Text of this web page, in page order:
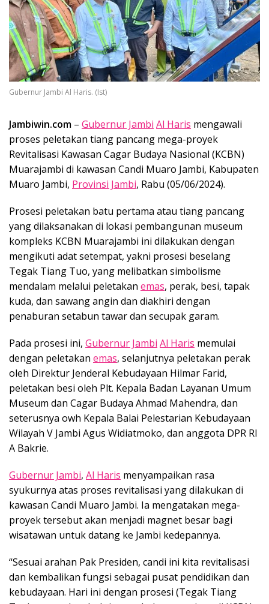
Gubernur Jambi Al Haris. (Ist)
Jambiwin.com – Gubernur Jambi Al Haris mengawali
proses peletakan tiang pancang mega-proyek
Revitalisasi Kawasan Cagar Budaya Nasional (KCBN)
Muarajambi di kawasan Candi Muaro Jambi, Kabupaten
Muaro Jambi, Provinsi Jambi, Rabu (05/06/2024).
Prosesi peletakan batu pertama atau tiang pancang
yang dilaksanakan di lokasi pembangunan museum
kompleks KCBN Muarajambi ini dilakukan dengan
mengikuti adat setempat, yakni prosesi beselang
Tegak Tiang Tuo, yang melibatkan simbolisme
mendalam melalui peletakan emas, perak, besi, tapak
kuda, dan sawang angin dan diakhiri dengan
penaburan setabun tawar dan secupak garam.
Pada prosesi ini, Gubernur Jambi Al Haris memulai
dengan peletakan emas, selanjutnya peletakan perak
oleh Direktur Jenderal Kebudayaan Hilmar Farid,
peletakan besi oleh Plt. Kepala Badan Layanan Umum
Museum dan Cagar Budaya Ahmad Mahendra, dan
seterusnya owh Kepala Balai Pelestarian Kebudayaan
Wilayah V Jambi Agus Widiatmoko, dan anggota DPR RI
A Bakrie.
Gubernur Jambi, Al Haris menyampaikan rasa
syukurnya atas proses revitalisasi yang dilakukan di
kawasan Candi Muaro Jambi. Ia mengatakan mega-
proyek tersebut akan menjadi magnet besar bagi
wisatawan untuk datang ke Jambi kedepannya.
“Sesuai arahan Pak Presiden, candi ini kita revitalisasi
dan kembalikan fungsi sebagai pusat pendidikan dan
kebudayaan. Hari ini dengan prosesi (Tegak Tiang